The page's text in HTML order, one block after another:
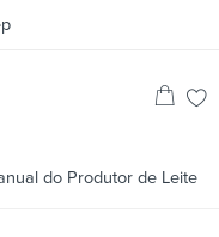
do Produtor de Leite